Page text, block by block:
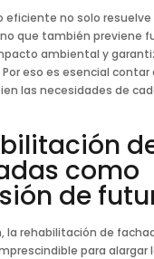
eficiente no solo
que también previene
ambiental y
eso es esencial contar
las necesidades de
como
de
la rehabilitación de
para alargar